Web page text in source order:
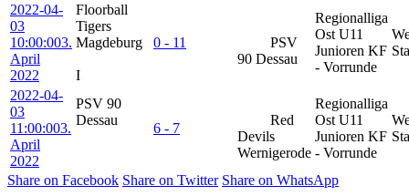
2022-04-
03
10:00:003.
April
2022
Floorball
Tigers
Magdeburg
I
0 - 11
PSV
90 Dessau
Regionalliga
Ost U11
Junioren KF
- Vorrunde
2022-04-
03
11:00:003.
April
2022
PSV 90
Dessau
6 - 7
Red
Devils
Wernigerode
Regionalliga
Ost U11
Junioren KF
- Vorrunde
Share on Facebook Share on Twitter Share on WhatsApp